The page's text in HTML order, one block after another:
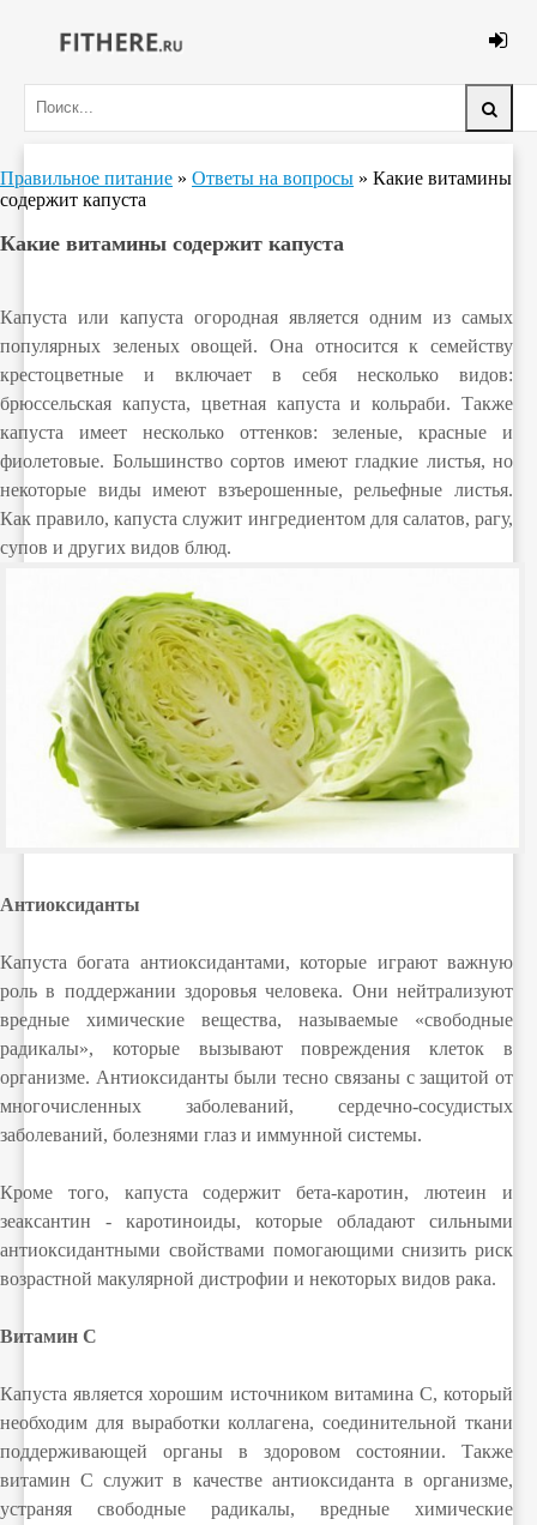
Правильное питание » Ответы на вопросы » Какие витамины
содержит капуста
Какие витамины содержит капуста
Капуста или капуста огородная является одним из самых
популярных зеленых овощей. Она относится к семейству
крестоцветные и включает в себя несколько видов:
брюссельская капуста, цветная капуста и кольраби. Также
капуста имеет несколько оттенков: зеленые, красные и
фиолетовые. Большинство сортов имеют гладкие листья, но
некоторые виды имеют взъерошенные, рельефные листья.
Как правило, капуста служит ингредиентом для салатов, рагу,
супов и других видов блюд.
Антиоксиданты
Капуста богата антиоксидантами, которые играют важную
роль в поддержании здоровья человека. Они нейтрализуют
вредные химические вещества, называемые «свободные
радикалы», которые вызывают повреждения клеток в
организме. Антиоксиданты были тесно связаны с защитой от
многочисленных заболеваний, сердечно-сосудистых
заболеваний, болезнями глаз и иммунной системы.
Кроме того, капуста содержит бета-каротин, лютеин и
зеаксантин - каротиноиды, которые обладают сильными
антиоксидантными свойствами помогающими снизить риск
возрастной макулярной дистрофии и некоторых видов рака.
Витамин C
Капуста является хорошим источником витамина C, который
необходим для выработки коллагена, соединительной ткани
поддерживающей органы в здоровом состоянии. Также
витамин C служит в качестве антиоксиданта в организме,
устраняя свободные радикалы, вредные химические